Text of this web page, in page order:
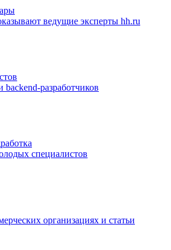
ведущие эксперты hh.ru
разработчиков
специалистов
организациях и статьи